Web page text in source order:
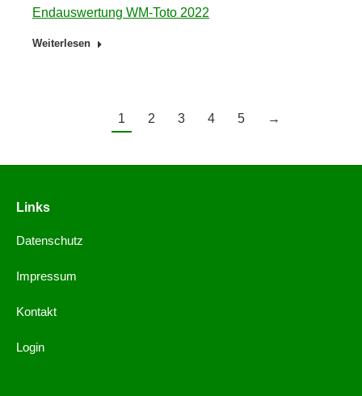
Endauswertung WM-Toto 2022
Weiterlesen
1 2 3 4 5 →
Links
Datenschutz
Impressum
Kontakt
Login